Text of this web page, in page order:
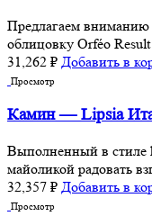
Предлагаем
облицовку Orféo
31,262 ₽ Добавить в
Просмотр
Камин — Lipsia
Выполненный в стиле
майоликой радовать
32,357 ₽ Добавить в
Просмотр